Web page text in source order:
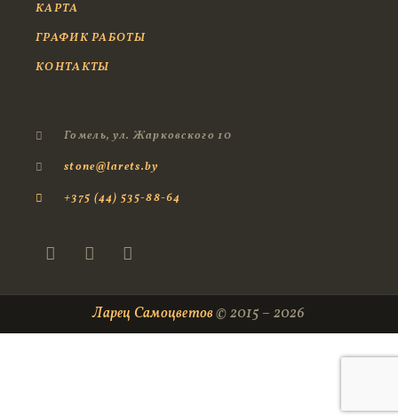
КАРТА
ГРАФИК РАБОТЫ
КОНТАКТЫ
Гомель, ул. Жарковского 10
stone@larets.by
+375 (44) 535-88-64
Ларец Самоцветов© 2015 – 2026